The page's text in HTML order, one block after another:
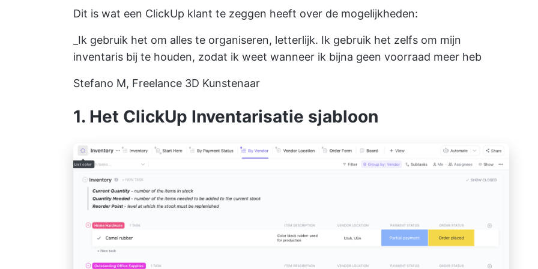
Dit is wat een ClickUp klant te zeggen heeft over de mogelijkheden:
_Ik gebruik het om alles te organiseren, letterlijk. Ik gebruik het zelfs om mijn
inventaris bij te houden, zodat ik weet wanneer ik bijna geen voorraad meer heb
Stefano M, Freelance 3D Kunstenaar
1. Het ClickUp Inventarisatie sjabloon